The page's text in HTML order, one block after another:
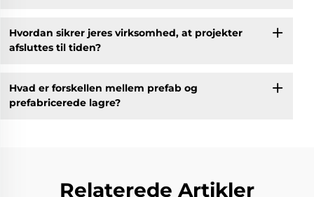
Hvordan sikrer jeres virksomhed, at projekter
afsluttes til tiden?
Hvad er forskellen mellem prefab og
prefabricerede lagre?
Relaterede Artikler